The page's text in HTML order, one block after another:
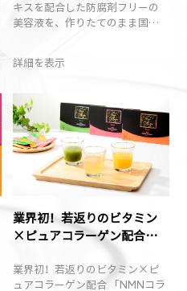
キスを配合した防腐剤フリーの
美容液を、作りたてのまま国内
美容成分を凝縮して配合。ナノ
技術で皮膚自体の細胞活性を深
層まで蘇らせ、皮膚を再生する
ことで肌（角質）の隅々にまで
浸透し、透明感のある潤
詳細を表示
業界初！若返りのビタミン
×ピュアコラーゲン配合
販売開始
業界初！若返りのビタミン×ピ
ュアコラーゲン配合 「NMNコラ